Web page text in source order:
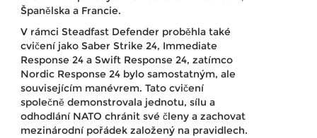
Španělska a Francie.
V rámci Steadfast Defender proběhla také
cvičení jako Saber Strike 24, Immediate
Response 24 a Swift Response 24, zatímco
Nordic Response 24 bylo samostatným, ale
souvisejícím manévrem. Tato cvičení
společně demonstrovala jednotu, sílu a
odhodlání NATO chránit své členy a zachovat
mezinárodní pořádek založený na pravidlech.